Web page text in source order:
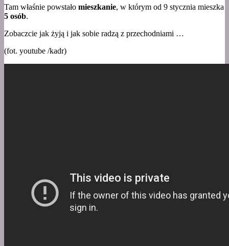
Tam właśnie powstało mieszkanie, w którym od 9 stycznia mieszka
5 osób.
Zobaczcie jak żyją i jak sobie radzą z przechodniami …
(fot. youtube /kadr)